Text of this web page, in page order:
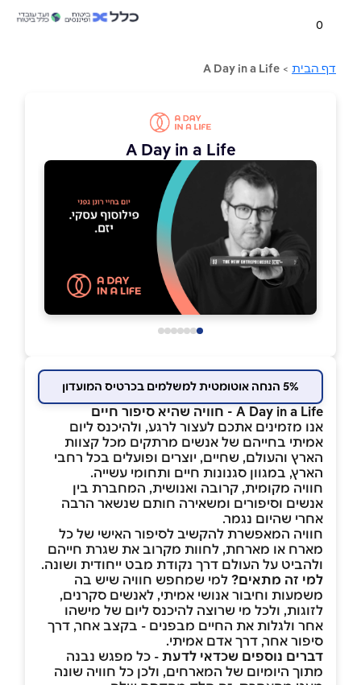
0
דף הבית >
A Day in a Life
A Day in a Life
5% הנחה אוטומטית למשלמים בכרטיס המועדון
A Day in a Life - חוויה שהיא סיפור חיים
אנו מזמינים אתכם לעצור לרגע, ולהיכנס ליום
אמיתי בחייהם של אנשים מרתקים מכל קצוות
הארץ והעולם, שחיים, יוצרים ופועלים בכל רחבי
הארץ, במגוון סגנונות חיים ותחומי עשייה.
חוויה מקומית, קרובה ואנושית, המחברת בין
אנשים וסיפורים ומשאירה חותם שנשאר הרבה
אחרי שהיום נגמר.
חוויה המאפשרת להקשיב לסיפור האישי של כל
מארח או מארחת, לחוות מקרוב את שגרת חייהם
ולהביט על העולם דרך נקודת מבט ייחודית ושונה.
למי זה מתאים? למי שמחפש חוויה שיש בה
משמעות וחיבור אנושי אמיתי, לאנשים סקרנים,
לזוגות, ולכל מי שרוצה להיכנס ליום של מישהו
אחר ולגלות את החיים מבפנים - בקצב אחר, דרך
סיפור אחר, דרך אדם אמיתי.
דברים נוספים שכדאי לדעת - כל מפגש נבנה
מתוך היומיום של המארחים, ולכן כל חוויה שונה